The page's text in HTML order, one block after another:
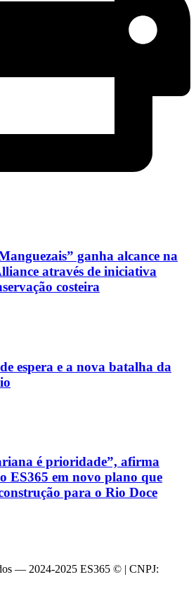
ganha alcance na
através de iniciativa
costeira
espera e a nova batalha da
é prioridade”, afirma
ES365 em novo plano que
para o Rio Doce
— 2024-2025 ES365 © | CNPJ: